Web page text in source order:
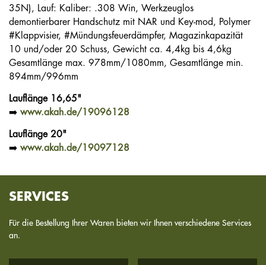
35N), Lauf: Kaliber: .308 Win, Werkzeuglos
demontierbarer Handschutz mit NAR und Key-mod, Polymer
#Klappvisier, #Mündungsfeuerdämpfer, Magazinkapazität
10 und/oder 20 Schuss, Gewicht ca. 4,4kg bis 4,6kg
Gesamtlänge max. 978mm/1080mm, Gesamtlänge min.
894mm/996mm
Lauflänge 16,65"
➡️ www.akah.de/19096128
Lauflänge 20"
➡️ www.akah.de/19097128
SERVICES
Für die Bestellung Ihrer Waren bieten wir Ihnen verschiedene Services
an.